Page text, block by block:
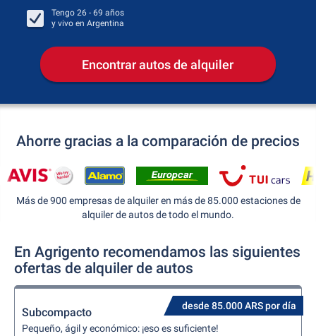
Tengo 26 - 69 años
y vivo en Argentina
Encontrar autos de alquiler
Ahorre gracias a la comparación de precios
Más de 900 empresas de alquiler en más de 85.000 estaciones de
alquiler de autos de todo el mundo.
En Agrigento recomendamos las siguientes
ofertas de alquiler de autos
desde 85.000 ARS por día
Subcompacto
Pequeño, ágil y económico: ¡eso es suficiente!